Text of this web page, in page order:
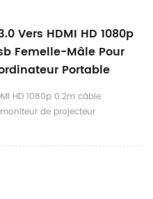
Vers HDMI HD 1080p
Femelle-Mâle Pour
Portable
HD 1080p 0.2m câble
de projecteur